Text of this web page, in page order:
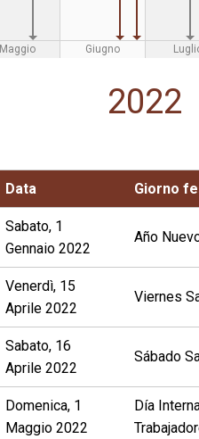
Maggio Giugno
2022
Data Giorno
Sabato, 1
Gennaio 2022
Año
Venerdì, 15
Aprile 2022
Viernes
Sabato, 16
Aprile 2022
Sábado
Domenica, 1
Maggio 2022
Día